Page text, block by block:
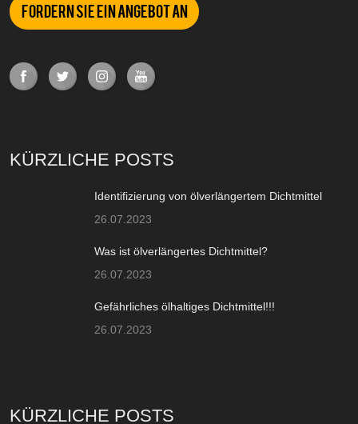
Fordern Sie ein Angebot an
KÜRZLICHE POSTS
Identifizierung von ölverlängertem Dichtmittel
26.07.2023
Was ist ölverlängertes Dichtmittel?
26.07.2023
Gefährliches ölhaltiges Dichtmittel!!!
26.07.2023
KÜRZLICHE POSTS